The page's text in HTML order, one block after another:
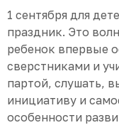
1 сентября для
праздник. Это
ребенок впервые
сверстниками и
партой, слушать,
инициативу и
особенности